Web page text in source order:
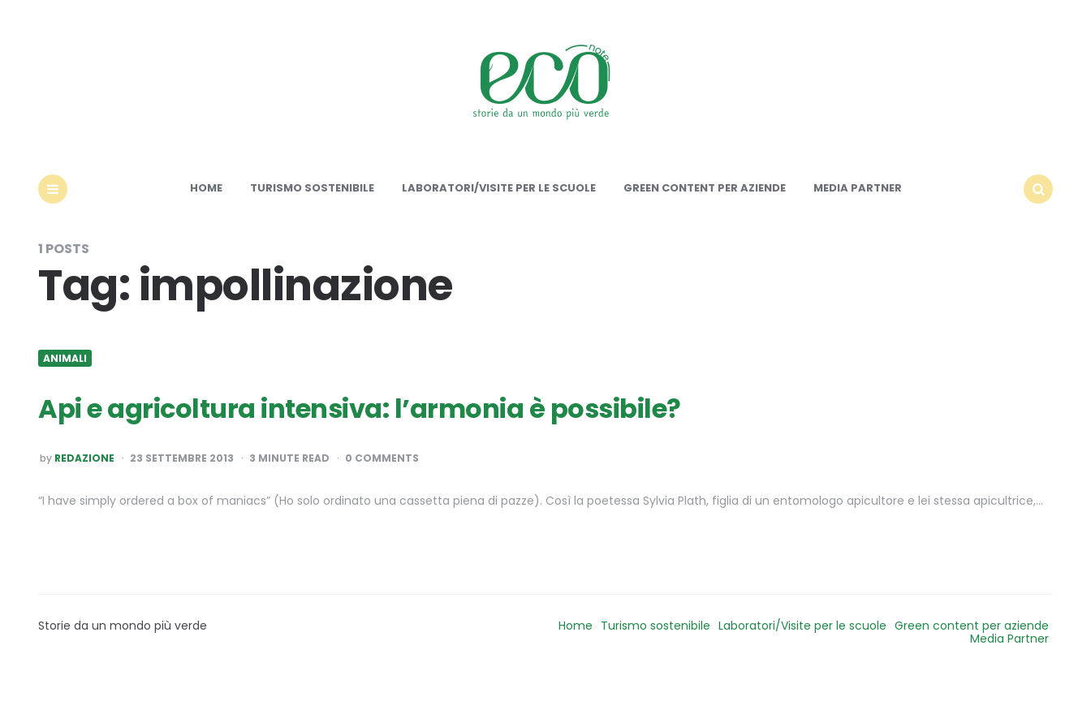
HOME TURISMO SOSTENIBILE LABORATORI/VISITE PER LE SCUOLE GREEN CONTENT PER AZIENDE
MEDIA PARTNER
1 POSTS
Tag:impollinazione
ANIMALI
Api e agricoltura intensiva: l’armonia è possibile?
POSTED
BY
by REDAZIONE 23 SETTEMBRE 2013 3 MINUTE READ 0 COMMENTS
“I have simply ordered a box of maniacs” (Ho solo ordinato una cassetta piena di pazze). Così la poetessa Sylvia Plath, figlia di un entomologo apicultore e lei stessa apicultrice,…
Storie da un mondo più verde Home Turismo sostenibile Laboratori/Visite per le scuole Green content per aziende
Media Partner